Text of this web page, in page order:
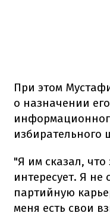
При этом
о назначении
избирательного
"Я им сказал,
интересует. Я не
партийную
меня есть свои